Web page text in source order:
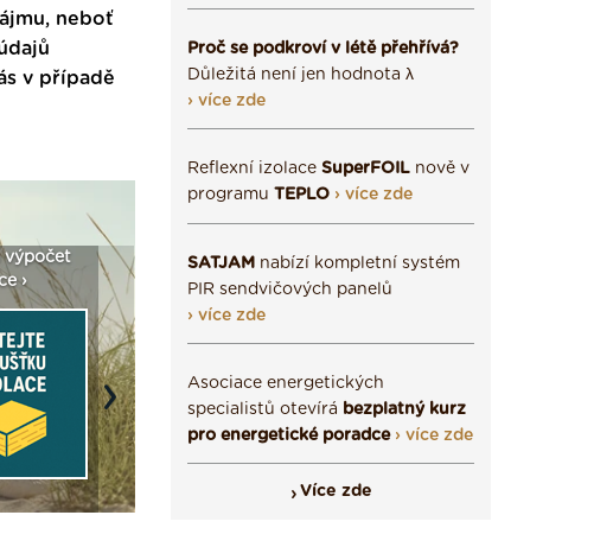
neboť
v případě
Seriál: Fasády ETICS a
vše podstatné v kostce ›
Vyberte si izolaci a pak
ji tady klidně poptejte ›
Next
Proč se podkroví v létě přehřívá?
Důležitá není jen hodnota λ
› více zde
Reflexní izolace SuperFOIL nově v
programu TEPLO › více zde
SATJAM nabízí kompletní systém
PIR sendvičových panelů
› více zde
Asociace energetických
specialistů otevírá bezplatný kurz
pro energetické poradce › více zde
Více zde